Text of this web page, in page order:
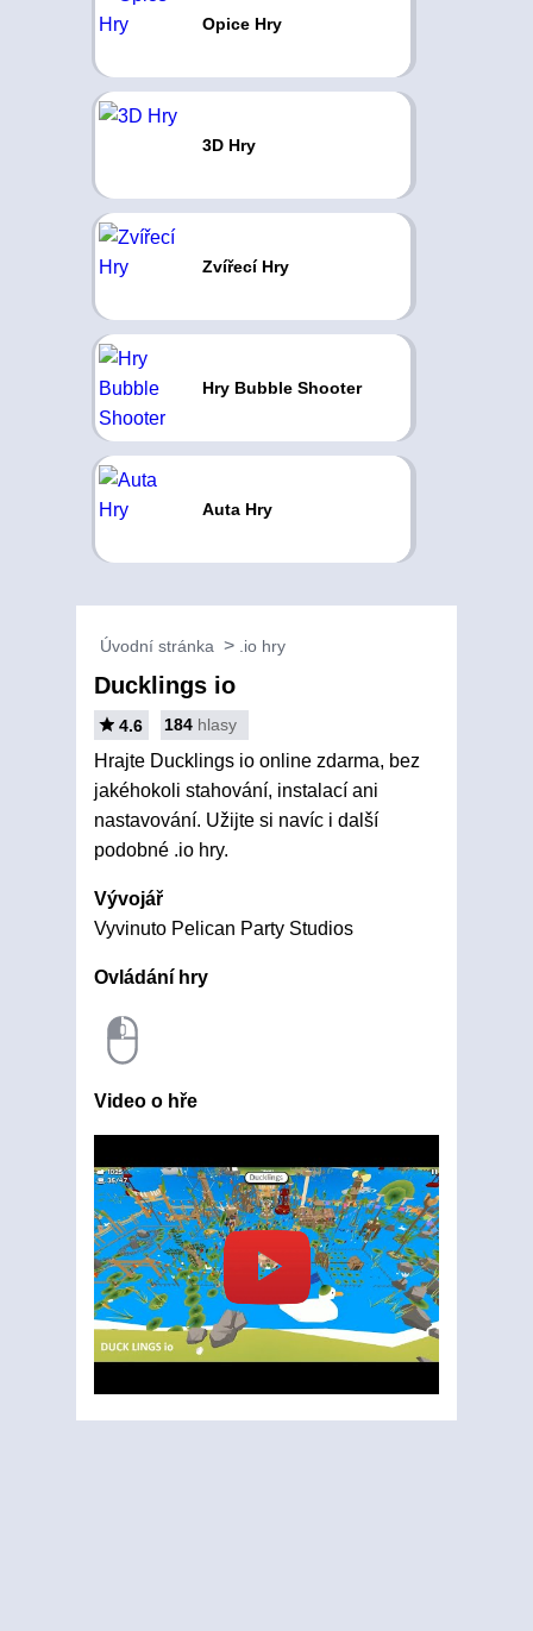
Opice Hry
3D Hry
Zvířecí Hry
Hry Bubble Shooter
Auta Hry
Úvodní stránka .io hry
Ducklings io
4.6 184 hlasy
Hrajte Ducklings io online zdarma, bez
jakéhokoli stahování, instalací ani
nastavování. Užijte si navíc i další
podobné .io hry.
Vývojář
Vyvinuto Pelican Party Studios
Ovládání hry
Video o hře